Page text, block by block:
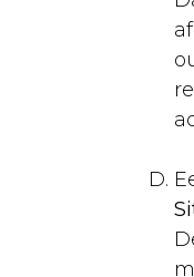
Vogelgroep